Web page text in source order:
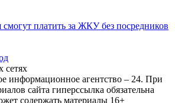
платить за ЖКУ без посредников
сетях
информационное агентство – 24. При
сайта гиперссылка обязательна
содержать материалы 16+